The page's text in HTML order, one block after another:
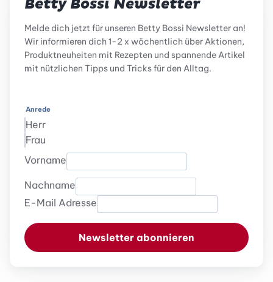
Betty Bossi Newsletter
Melde dich jetzt für unseren Betty Bossi Newsletter an!
Wir informieren dich 1-2 x wöchentlich über Aktionen,
Produktneuheiten mit Rezepten und spannende Artikel
mit nützlichen Tipps und Tricks für den Alltag.
Anrede
Herr
Frau
Vorname
Nachname
E-Mail Adresse
Newsletter abonnieren